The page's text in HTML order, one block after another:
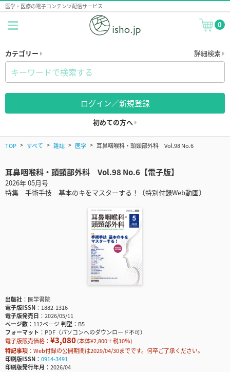
医学・医療の電子コンテンツ配信サービス
0
カテゴリー 詳細検索
ログイン／新規登録
初めての方へ
TOP すべて 雑誌 医学 耳鼻咽喉科・頭頸部外科 Vol.98 No.6
耳鼻咽喉科・頭頸部外科 Vol.98 No.6【電子版】
2026年 05月号
特集 手術手技 基本のキをマスターする！〔特別付録Web動画〕
出版社
医学書院
電子版ISSN
1882-1316
電子版発売日
2026/05/11
ページ数
112ページ判型
B5
フォーマット
PDF（パソコンへのダウンロード不可）
電子版販売価格： ¥3,080(本体¥2,800＋税10％)
特記事項
Web付録の公開期間は2029/04/30までです。何卒ご了承ください。
印刷版ISSN
0914-3491
印刷版発行年月
2026/04